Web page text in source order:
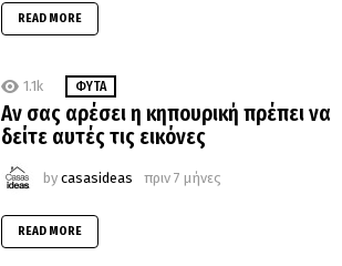
READ MORE
1.1k ΦΥΤΆ
Aν σας αρέσει η κηπουρική πρέπει να
δείτε αυτές τις εικόνες
by casasideas πριν 7 μήνες
READ MORE